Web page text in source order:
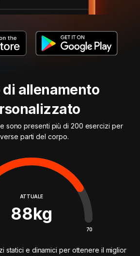
di allenamento
sono presenti più di 200 esercizi per
parti del corpo.
ATTUALE
88kg
70
statici e dinamici per ottenere il miglior